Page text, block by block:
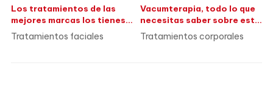
Los tratamientos de las
mejores marcas los tienes
en Virialves
Tratamientos faciales
Vacumterapia, todo lo que
necesitas saber sobre este
tratamiento
Tratamientos corporales